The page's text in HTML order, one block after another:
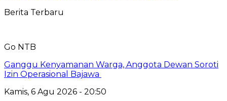
Berita Terbaru
Go NTB
Ganggu Kenyamanan Warga, Anggota Dewan Soroti
Izin Operasional Bajawa
Kamis, 6 Agu 2026 - 20:50